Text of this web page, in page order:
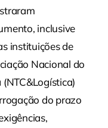
inclusive
instituições de
Nacional do
do prazo